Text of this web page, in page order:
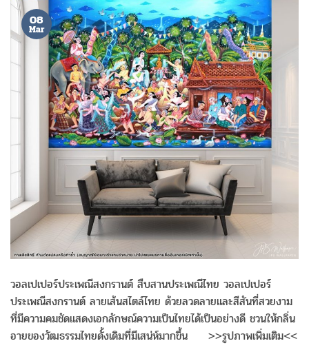
08
Mar
วอลเปเปอร์ประเพณีสงกรานต์ สืบสานประเพณีไทย วอลเปเปอร์
ประเพณีสงกรานต์ ลายเส้นสไตล์ไทย ด้วยลวดลายและสีสันที่สวยงาม
ที่มีความคมชัดแสดงเอกลักษณ์ความเป็นไทยได้เป็นอย่างดี ชวนให้กลิ่น
อายของวัฒธรรมไทยดั้งเดิมที่มีเสน่ห์มากขึ้น >>รูปภาพเพิ่มเติม<<